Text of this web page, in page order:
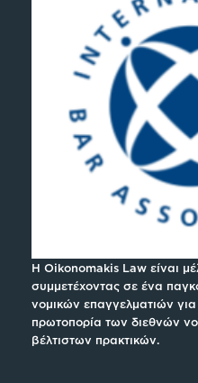
H Oikonomakis Law είναι
συμμετέχοντας σε ένα
νομικών επαγγελματιών
πρωτοπορία των διεθνών
βέλτιστων πρακτικών.